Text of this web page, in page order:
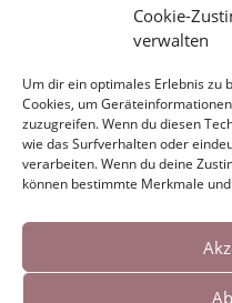
Cookies helfen uns bei
unserer Inhalte und
weitere Nutzung der
der Verwendung von
Cookie-
verwalten
Um dir ein optimales Erlebnis zu
Cookies, um
zuzugreifen. Wenn du diesen
wie das Surfverhalten oder
verarbeiten. Wenn du deine
können bestimmte Merkmale
This entry was posted
Post
navigation
Göppingen 2020